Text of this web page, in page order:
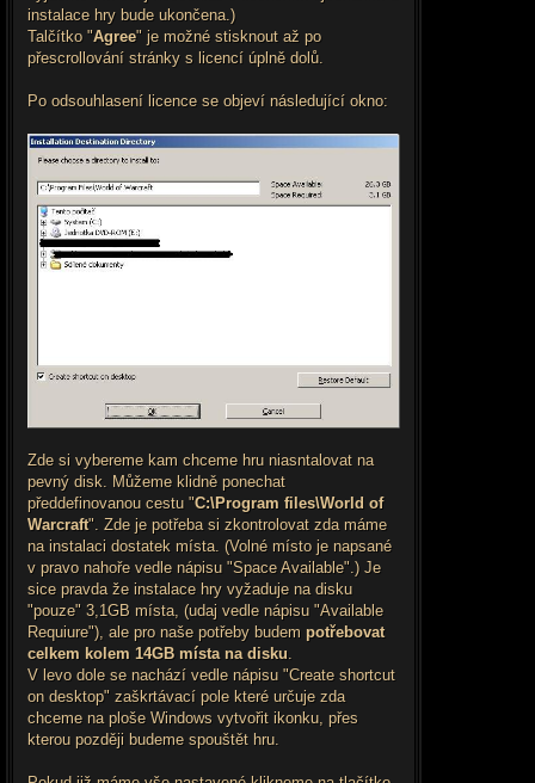
instalace hry bude ukončena.)
Talčítko "Agree" je možné stisknout až po
přescrollování stránky s licencí úplně dolů.
Po odsouhlasení licence se objeví následující okno:
Zde si vybereme kam chceme hru niasntalovat na
pevný disk. Můžeme klidně ponechat
předdefinovanou cestu "C:\Program files\World of
Warcraft". Zde je potřeba si zkontrolovat zda máme
na instalaci dostatek místa. (Volné místo je napsané
v pravo nahoře vedle nápisu "Space Available".) Je
sice pravda že instalace hry vyžaduje na disku
"pouze" 3,1GB místa, (udaj vedle nápisu "Available
Requiure"), ale pro naše potřeby budem potřebovat
celkem kolem 14GB místa na disku
V levo dole se nachází vedle nápisu "Create shortcut
on desktop" zaškrtávací pole které určuje zda
chceme na ploše Windows vytvořit ikonku, přes
kterou později budeme spouštět hru.